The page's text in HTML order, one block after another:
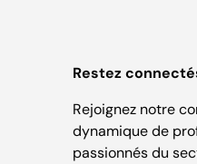
Restez
Rejoignez notre
dynamique de
passionnés du